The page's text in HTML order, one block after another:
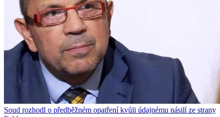
Soud rozhodl o předběžném opatření kvůli údajnému násilí ze strany